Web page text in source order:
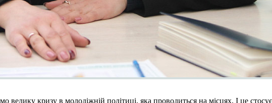
кризу в молодіжній політиці, яка проводиться на місцях. І це